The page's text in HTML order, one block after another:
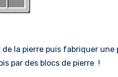
la pierre puis fabriquer
par des blocs de pierre !